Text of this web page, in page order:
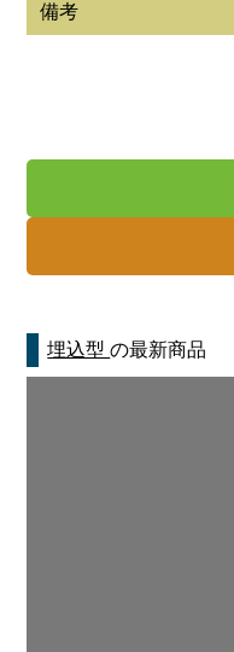
備考
埋込型の最新商品